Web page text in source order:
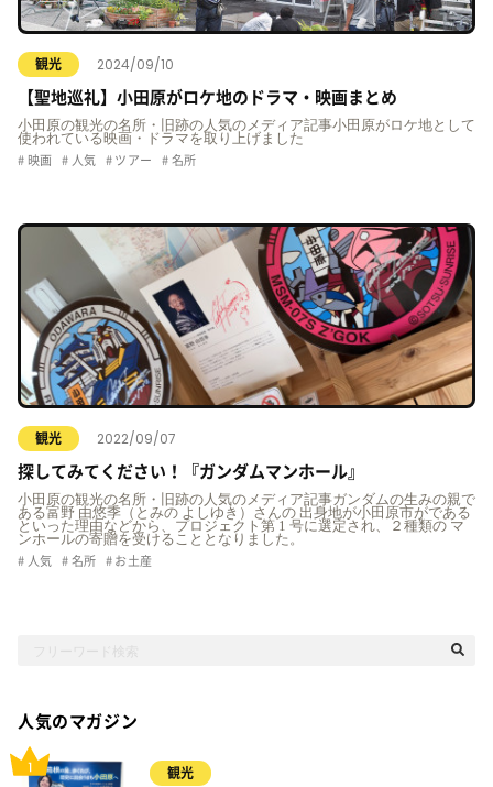
観光 2024/09/10
【聖地巡礼】小田原がロケ地のドラマ・映画まとめ
小田原の観光の名所・旧跡の人気のメディア記事小田原がロケ地として
使われている映画・ドラマを取り上げました
映画 人気 ツアー 名所
観光 2022/09/07
探してみてください！『ガンダムマンホール』
小田原の観光の名所・旧跡の人気のメディア記事ガンダムの生みの親で
ある富野 由悠季（とみの よしゆき）さんの 出身地が小田原市がである
といった理由などから、プロジェクト第 1 号に選定され、２種類の マ
ンホールの寄贈を受けることとなりました。
人気 名所 お土産
人気のマガジン
観光